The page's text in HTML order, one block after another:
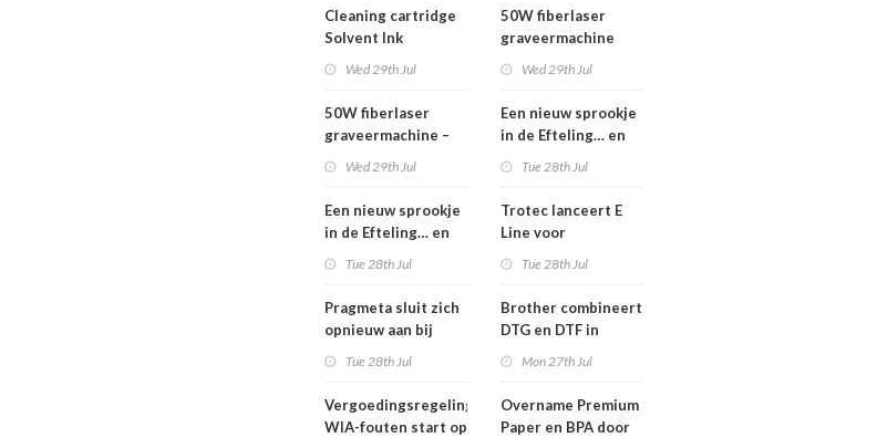
Cleaning cartridge
Solvent Ink
Wed 29th Jul
50W fiberlaser
graveermachine –
Wed 29th Jul
Een nieuw sprookje
in de Efteling… en
Tue 28th Jul
Pragmeta sluit zich
opnieuw aan bij
Tue 28th Jul
Vergoedingsregeling
WIA-fouten start op
50W fiberlaser
graveermachine
Wed 29th Jul
Een nieuw sprookje
in de Efteling… en
Tue 28th Jul
Trotec lanceert E
Line voor
sign en display
Tue 28th Jul
Brother combineert
DTG en DTF in
Mon 27th Jul
Overname Premium
Paper en BPA door